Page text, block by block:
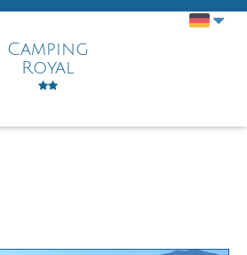
Camping
Royal